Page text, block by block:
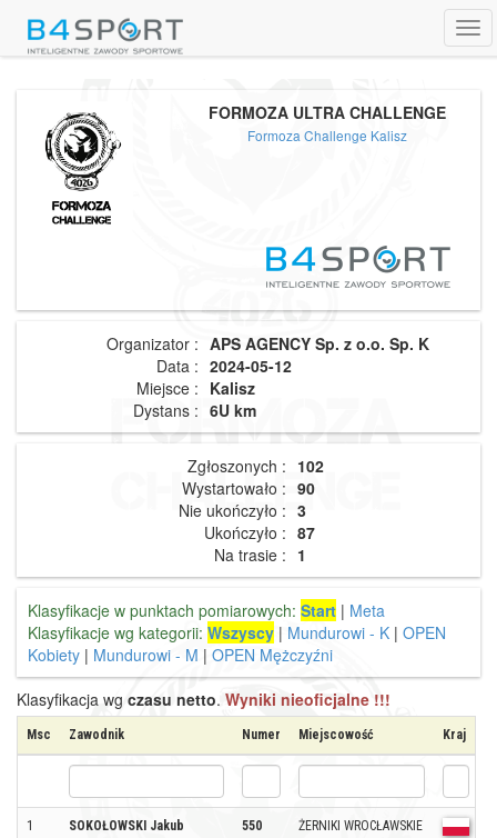
FORMOZA ULTRA CHALLENGE
Formoza Challenge Kalisz
Organizator : APS AGENCY Sp. z o.o. Sp. K
Data : 2024-05-12
Miejsce : Kalisz
Dystans : 6U km
Zgłoszonych : 102
Wystartowało : 90
Nie ukończyło : 3
Ukończyło : 87
Na trasie : 1
Klasyfikacje w punktach pomiarowych: Start | Meta
Klasyfikacje wg kategorii: Wszyscy | Mundurowi - K | OPEN
Kobiety | Mundurowi - M | OPEN Mężczyźni
Klasyfikacja wg czasu netto. Wyniki nieoficjalne !!!
Msc Zawodnik Numer Miejscowość Kraj
1 SOKOŁOWSKI Jakub 550 ŻERNIKI WROCŁAWSKIE